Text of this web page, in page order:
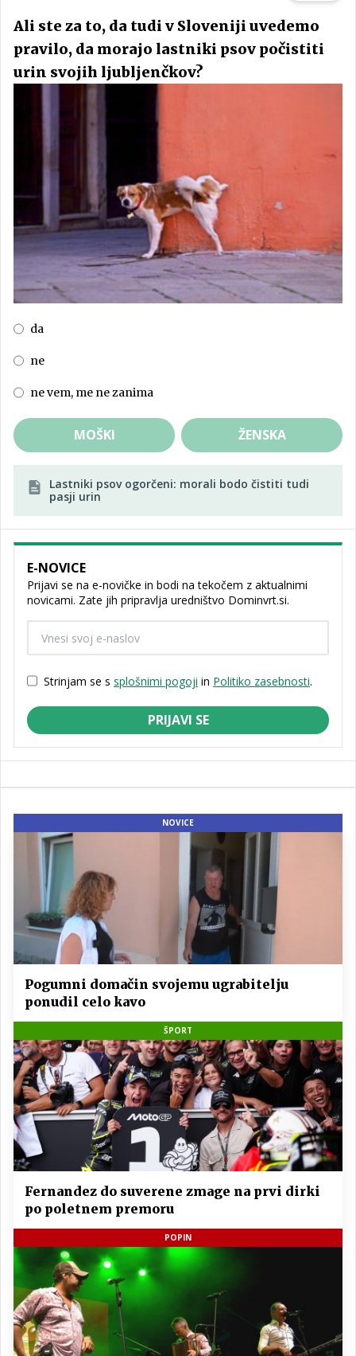
Ali ste za to, da tudi v Sloveniji uvedemo
pravilo, da morajo lastniki psov počistiti
urin svojih ljubljenčkov?
da
ne
ne vem, me ne zanima
MOŠKI ŽENSKA
Lastniki psov ogorčeni: morali bodo čistiti tudi
pasji urin
E-NOVICE
Prijavi se na e-novičke in bodi na tekočem z aktualnimi
novicami. Zate jih pripravlja uredništvo Dominvrt.si.
Strinjam se s splošnimi pogoji in Politiko zasebnosti.
PRIJAVI SE
NOVICE
Pogumni domačin svojemu ugrabitelju
ponudil celo kavo
ŠPORT
Fernandez do suverene zmage na prvi dirki
po poletnem premoru
POPIN